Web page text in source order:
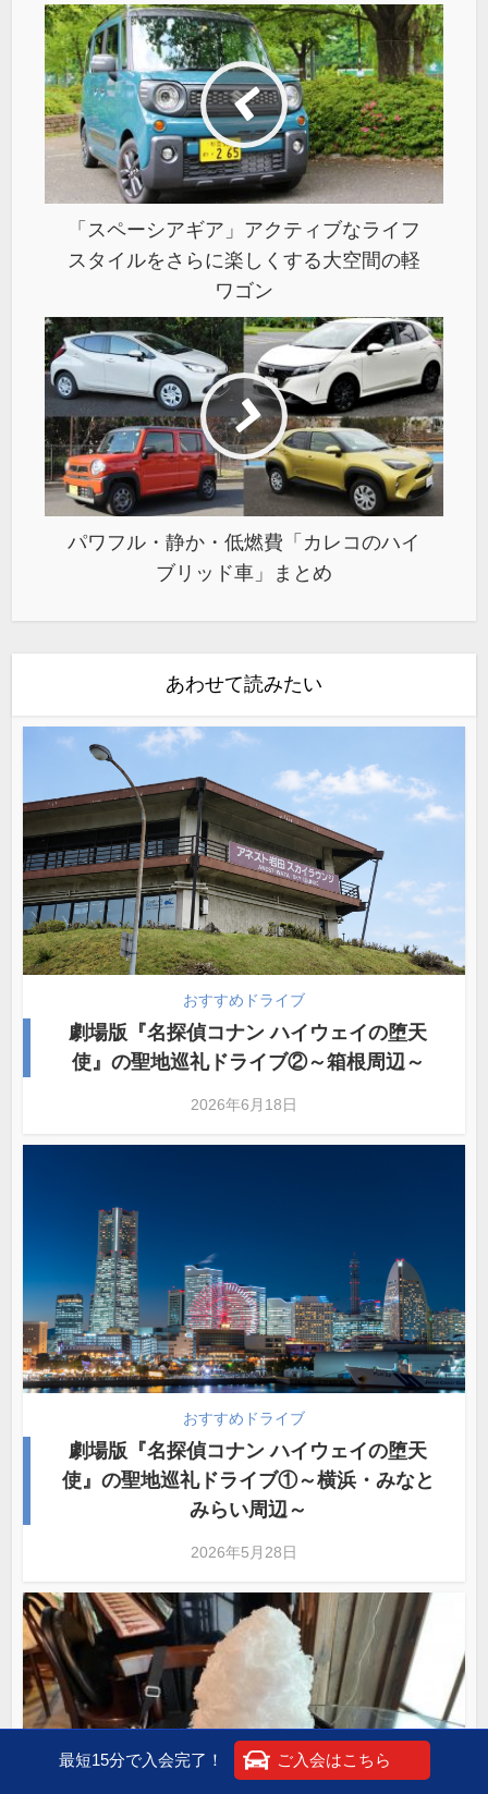
「スペーシアギア」アクティブなライフ
スタイルをさらに楽しくする大空間の軽
ワゴン
パワフル・静か・低燃費「カレコのハイ
ブリッド車」まとめ
あわせて読みたい
おすすめドライブ
劇場版『名探偵コナン ハイウェイの堕天
使』の聖地巡礼ドライブ②～箱根周辺～
2026年6月18日
おすすめドライブ
劇場版『名探偵コナン ハイウェイの堕天
使』の聖地巡礼ドライブ①～横浜・みなと
みらい周辺～
2026年5月28日
最短15分で入会完了！ ご入会はこちら